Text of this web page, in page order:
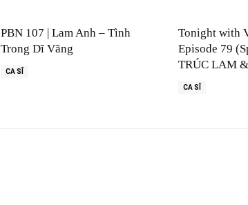
PBN 107 | Lam Anh – Tình
Trong Dĩ Vãng
CA SĨ
Tonight with
Episode 79
TRÚC LAM
CA SĨ